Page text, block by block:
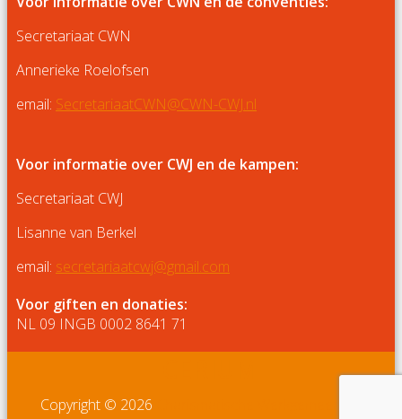
Secretariaat CWN
Annerieke Roelofsen
email: SecretariaatCWN@CWN-CWJ.nl
Voor informatie over CWJ en de kampen:
Secretariaat CWJ
Lisanne van Berkel
email: secretariaatcwj@gmail.com
Voor giften en donaties:
NL 09 INGB 0002 8641 71
Copyright © 2026